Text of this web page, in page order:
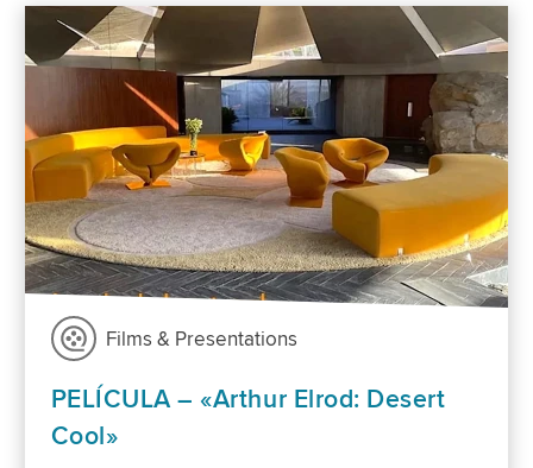
Films & Presentations
PELÍCULA – «Arthur Elrod: Desert
Cool»